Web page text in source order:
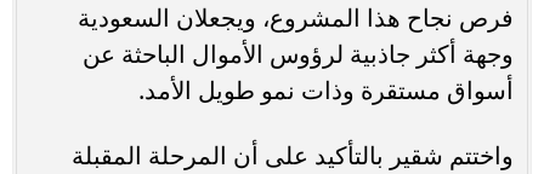
فرص نجاح هذا المشروع، ويجعلان السعودية
وجهة أكثر جاذبية لرؤوس الأموال الباحثة عن
أسواق مستقرة وذات نمو طويل الأمد.
واختتم شقير بالتأكيد على أن المرحلة المقبلة